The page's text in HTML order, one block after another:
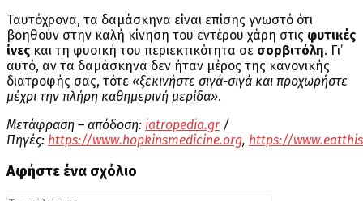
Ταυτόχρονα, τα δαμάσκηνα είναι επίσης γνωστό ότι
βοηθούν στην καλή κίνηση του εντέρου χάρη στις φυτικές
ίνες και τη φυσική του περιεκτικότητα σε σορβιτόλη. Γι’
αυτό, αν τα δαμάσκηνα δεν ήταν μέρος της κανονικής
διατροφής σας, τότε «ξεκινήστε σιγά-σιγά και προχωρήστε
μέχρι την πλήρη καθημερινή μερίδα».
Μετάφραση – απόδοση: iatropedia.gr/
Πηγές: https://www.hopkinsmedicine.org, https://
Αφήστε ένα σχόλιο